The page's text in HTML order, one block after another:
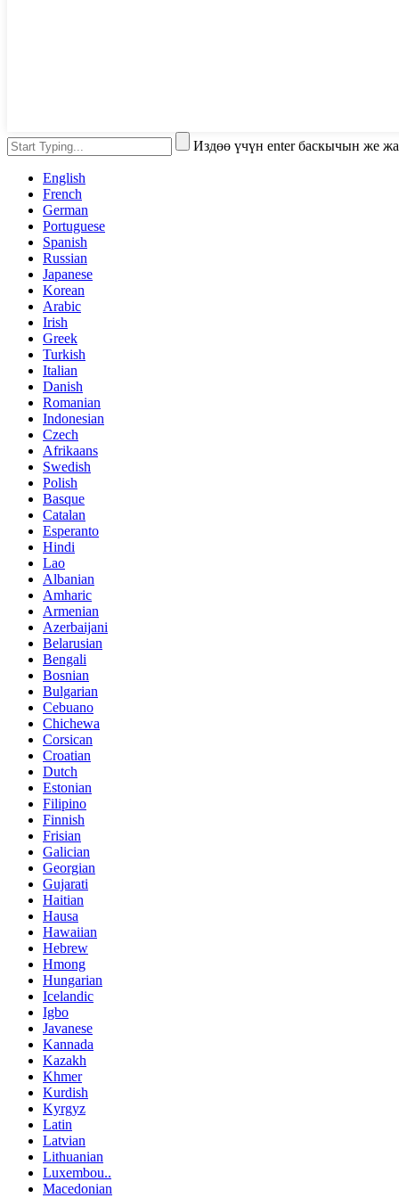
Издөө үчүн enter баскычын же
English
French
German
Portuguese
Spanish
Russian
Japanese
Korean
Arabic
Irish
Greek
Turkish
Italian
Danish
Romanian
Indonesian
Czech
Afrikaans
Swedish
Polish
Basque
Catalan
Esperanto
Hindi
Lao
Albanian
Amharic
Armenian
Azerbaijani
Belarusian
Bengali
Bosnian
Bulgarian
Cebuano
Chichewa
Corsican
Croatian
Dutch
Estonian
Filipino
Finnish
Frisian
Galician
Georgian
Gujarati
Haitian
Hausa
Hawaiian
Hebrew
Hmong
Hungarian
Icelandic
Igbo
Javanese
Kannada
Kazakh
Khmer
Kurdish
Kyrgyz
Latin
Latvian
Lithuanian
Luxembou..
Macedonian